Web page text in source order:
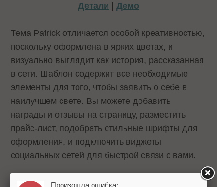
Детали | Демо
Тема Patrick отличается особой креативностью,
поскольку оформлена в ярких цветах, и
визуально выглядит как история, рассказанная
в сети. Шаблон содержит все необходимые
элементы для того, чтобы заявить о себе в
наилучшем свете. Вы можете добавить
награды и отзывы на страницу, разместить
прайс-лист, подобрать стильные шрифты для
оформления, и подключить виджеты
социальных сетей для быстрой связи с вами.
Главные отличия шаблона Patrick:
Произошла ошибка: